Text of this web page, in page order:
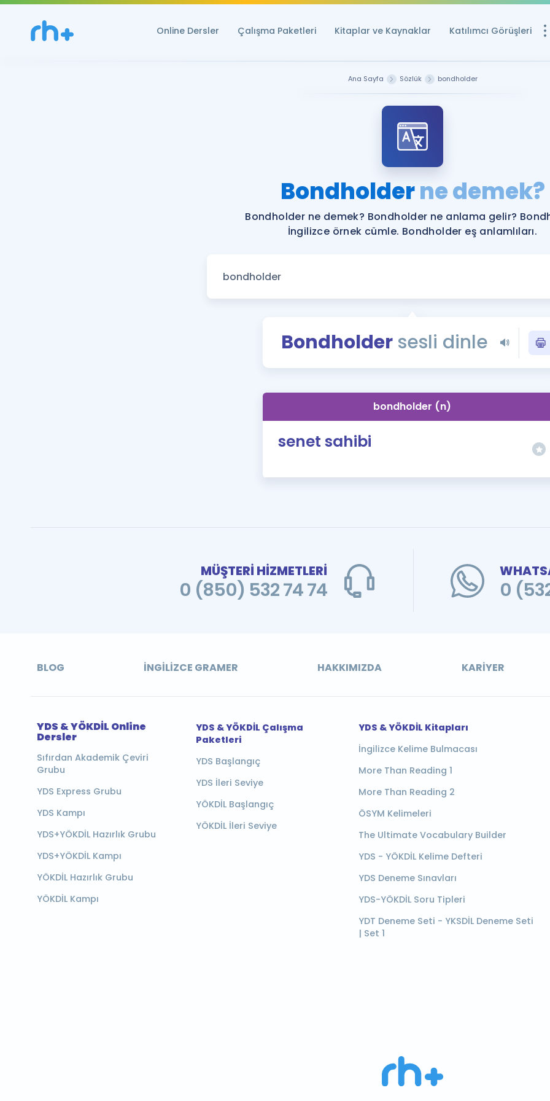
Online Dersler Çalışma Paketleri Kitaplar ve Kaynaklar Katılımcı Görüşleri
Ücretsiz
YDS ve YÖKDİL
YDS ve YÖKDİL'e
Tüm ÖSYM
YDS - YÖKDİL
İngilizce
Ana Sayfa Sözlük bondholder
Bondholderne demek?
Bondholder ne demek? Bondholder ne anlama gelir?
İngilizce örnek cümle. Bondholder eş anlamlıları.
Bondholdersesli dinle
bondholder (n)
senet sahibi
MÜŞTERİ HİZMETLERİ
0 (850) 532 74 74 0
BLOG İNGILIZCE GRAMER HAKKIMIZDA KARIYER
YDS & YÖKDİL Online
Dersler
Sıfırdan Akademik Çeviri
Grubu
YDS Express Grubu
YDS Kampı
YDS+YÖKDİL Hazırlık Grubu
YDS+YÖKDİL Kampı
YÖKDİL Hazırlık Grubu
YÖKDİL Kampı
YDS & YÖKDİL Çalışma
Paketleri
YDS Başlangıç
YDS İleri Seviye
YÖKDİL Başlangıç
YÖKDİL İleri Seviye
YDS & YÖKDİL Kitapları
İngilizce Kelime Bulmacası
More Than Reading 1
More Than Reading 2
ÖSYM Kelimeleri
The Ultimate Vocabulary Builder
YDS - YÖKDİL Kelime Defteri
YDS Deneme Sınavları
YDS-YÖKDİL Soru Tipleri
YDT Deneme Seti - YKSDİL Deneme Seti
| Set 1